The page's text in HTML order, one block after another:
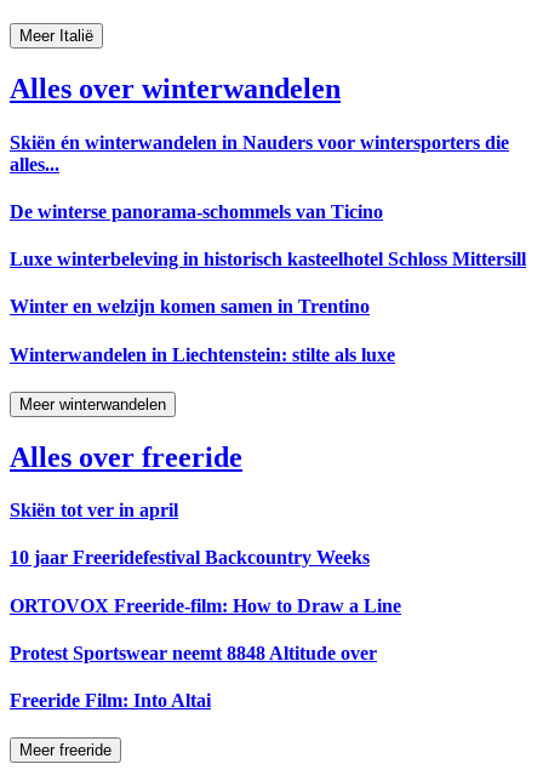
Meer Italië
Alles over winterwandelen
Skiën én winterwandelen in Nauders voor wintersporters die
alles...
De winterse panorama-schommels van Ticino
Luxe winterbeleving in historisch kasteelhotel Schloss Mittersill
Winter en welzijn komen samen in Trentino
Winterwandelen in Liechtenstein: stilte als luxe
Meer winterwandelen
Alles over freeride
Skiën tot ver in april
10 jaar Freeridefestival Backcountry Weeks
ORTOVOX Freeride-film: How to Draw a Line
Protest Sportswear neemt 8848 Altitude over
Freeride Film: Into Altai
Meer freeride